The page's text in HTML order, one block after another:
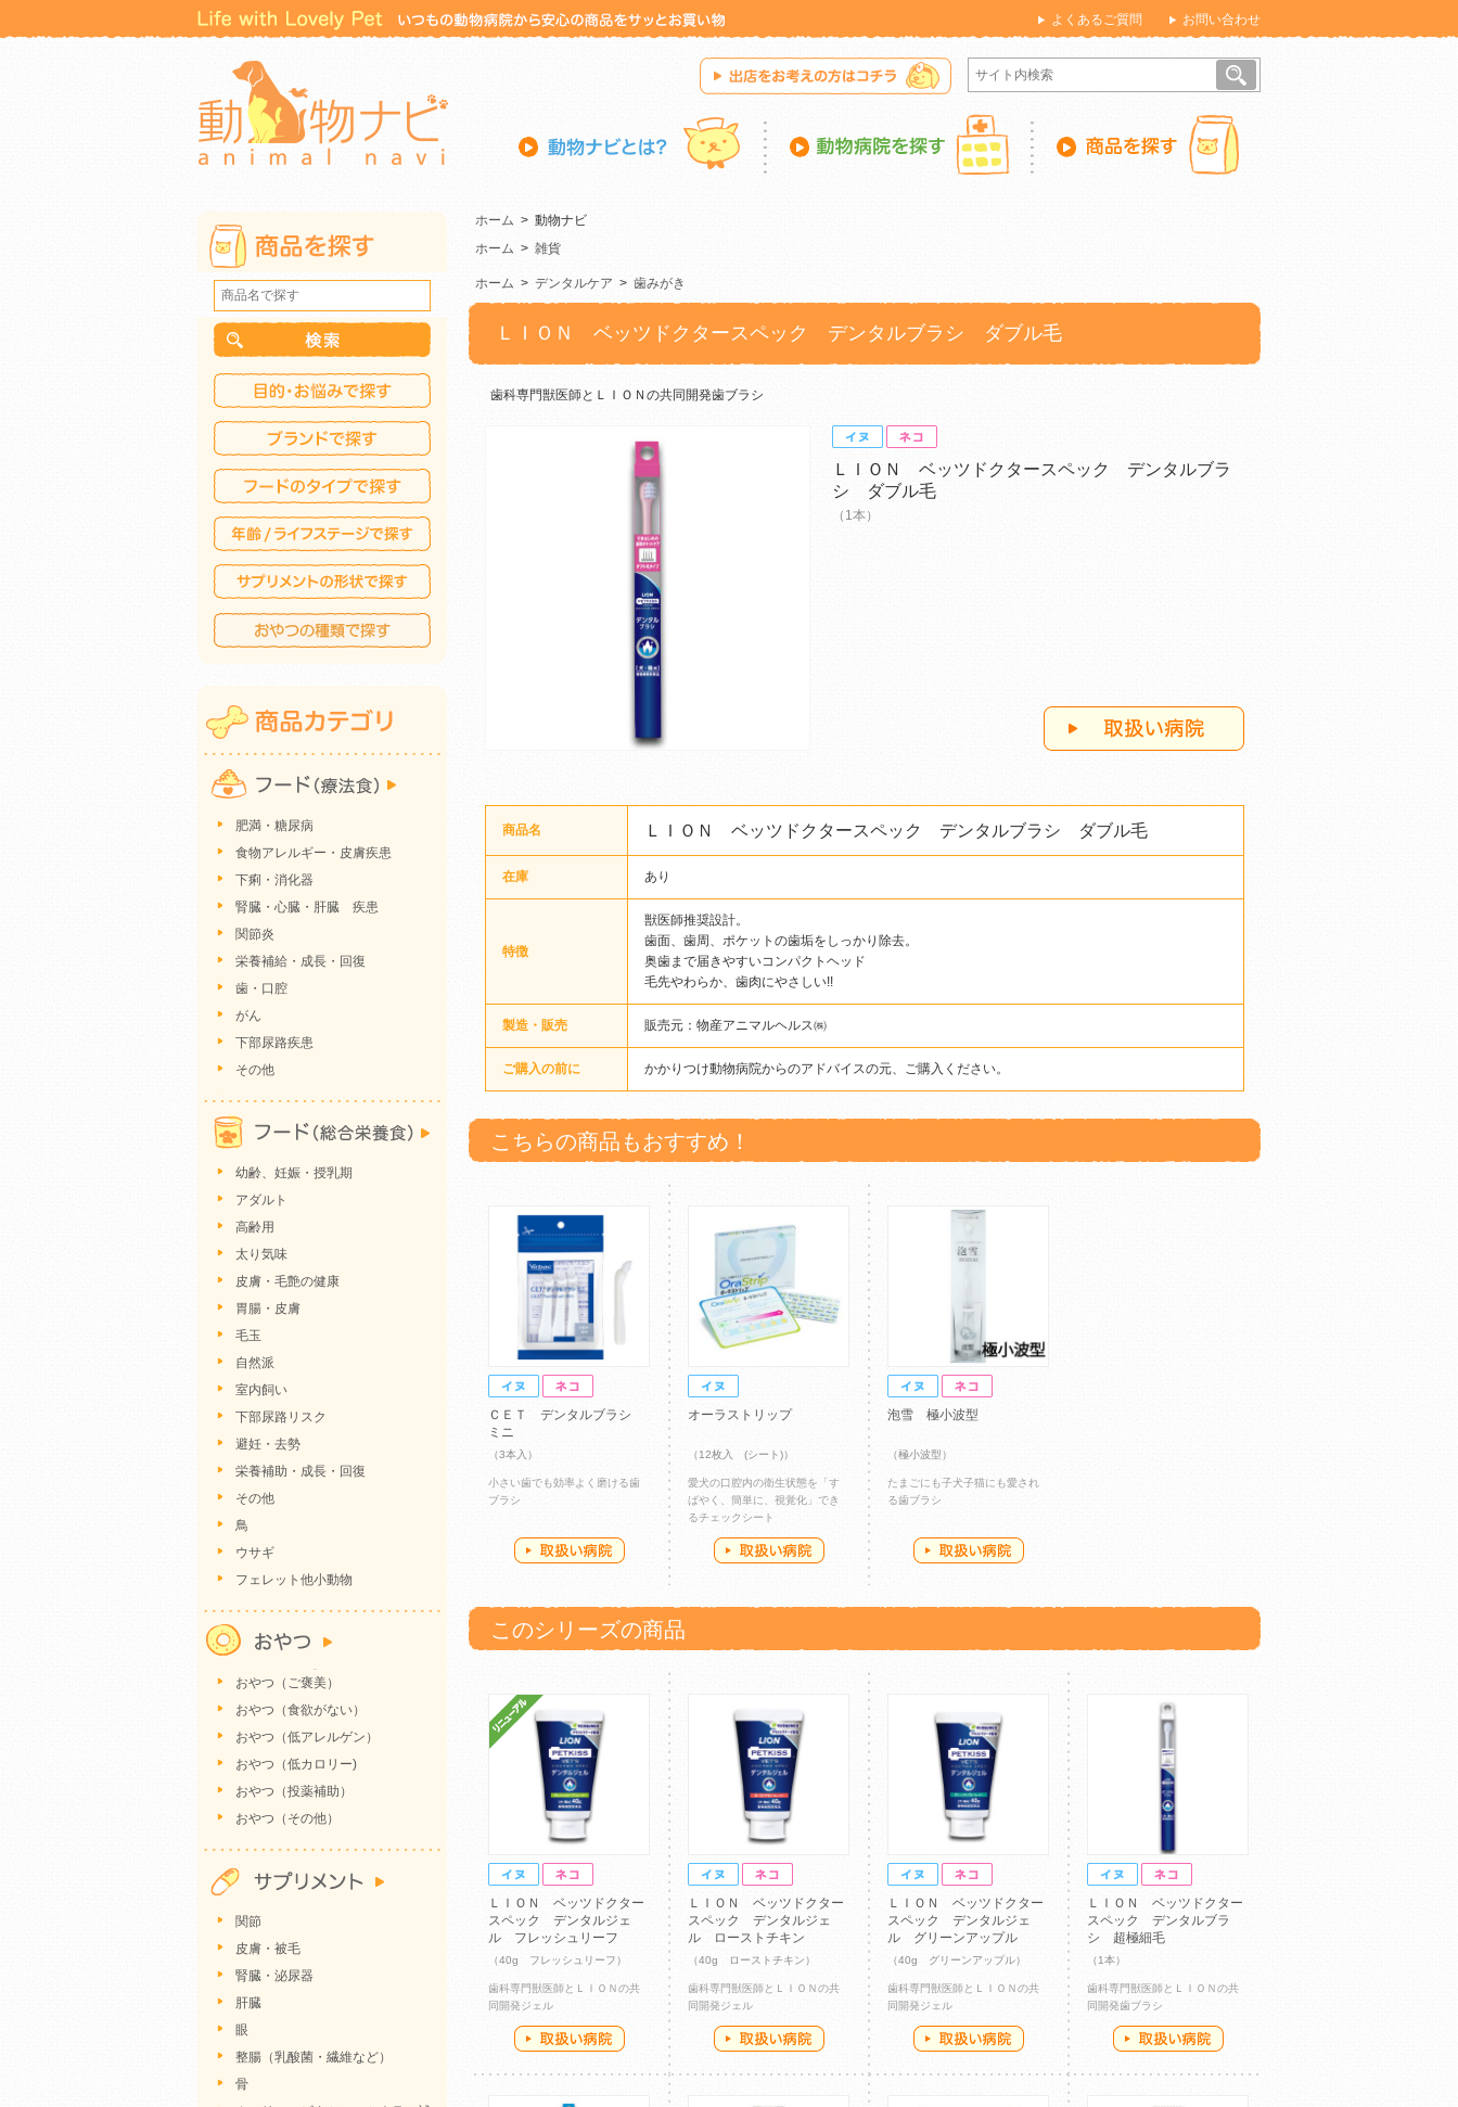
よくあるご質問 お問い合わせ
ホーム > 動物ナビ
ホーム > 雑貨
ホーム > デンタルケア > 歯みがき
ＬＩＯＮ ベッツドクタースペック デンタルブラシ ダブル毛
歯科専門獣医師とＬＩＯＮの共同開発歯ブラシ
ＬＩＯＮ ベッツドクタースペック デンタルブラ
シ ダブル毛
（1本）
商品名 ＬＩＯＮ ベッツドクタースペック デンタルブラシ ダブル毛
在庫 あり
特徴
獣医師推奨設計。
歯面、歯周、ポケットの歯垢をしっかり除去。
奥歯まで届きやすいコンパクトヘッド
毛先やわらか、歯肉にやさしい!!
製造・販売 販売元：物産アニマルヘルス㈱
ご購入の前に かかりつけ動物病院からのアドバイスの元、ご購入ください。
こちらの商品もおすすめ！
ＣＥＴ デンタルブラシ
ミニ
（3本入）
小さい歯でも効率よく磨ける歯
ブラシ
オーラストリップ
（12枚入 (シート)）
愛犬の口腔内の衛生状態を「す
ばやく、簡単に、視覚化」でき
るチェックシート
泡雪 極小波型
（極小波型）
たまごにも子犬子猫にも愛され
る歯ブラシ
このシリーズの商品
ＬＩＯＮ ベッツドクター
スペック デンタルジェ
ル フレッシュリーフ
（40g フレッシュリーフ）
歯科専門獣医師とＬＩＯＮの共
同開発ジェル
ＬＩＯＮ ベッツドクター
スペック デンタルジェ
ル ローストチキン
（40g ローストチキン）
歯科専門獣医師とＬＩＯＮの共
同開発ジェル
ＬＩＯＮ ベッツドクター
スペック デンタルジェ
ル グリーンアップル
（40g グリーンアップル）
歯科専門獣医師とＬＩＯＮの共
同開発ジェル
ＬＩＯＮ ベッツドクター
スペック デンタルブラ
シ 超極細毛
（1本）
歯科専門獣医師とＬＩＯＮの共
同開発歯ブラシ
肥満・糖尿病
食物アレルギー・皮膚疾患
下痢・消化器
腎臓・心臓・肝臓 疾患
関節炎
栄養補給・成長・回復
歯・口腔
がん
下部尿路疾患
その他
幼齢、妊娠・授乳期
アダルト
高齢用
太り気味
皮膚・毛艶の健康
胃腸・皮膚
毛玉
自然派
室内飼い
下部尿路リスク
避妊・去勢
栄養補助・成長・回復
その他
鳥
ウサギ
フェレット他小動物
おやつ（ご褒美）
おやつ（食欲がない）
おやつ（低アレルゲン）
おやつ（低カロリー)
おやつ（投薬補助）
おやつ（その他）
関節
皮膚・被毛
腎臓・泌尿器
肝臓
眼
整腸（乳酸菌・繊維など）
骨